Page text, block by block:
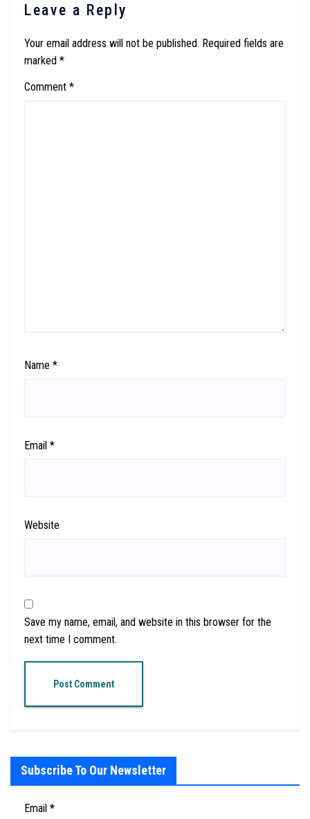
Leave a Reply
Your email address will not be published. Required fields are
marked *
Comment *
Name *
Email *
Website
Save my name, email, and website in this browser for the
next time I comment.
Subscribe To Our Newsletter
Email *